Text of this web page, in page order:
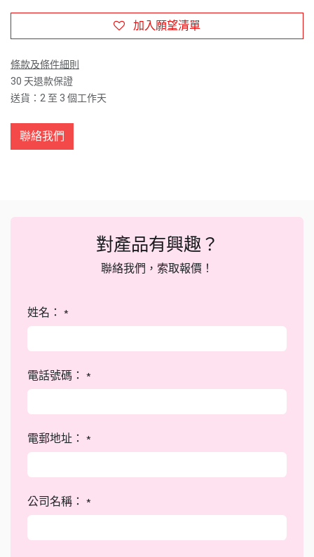
加入願望清單
條款及條件細則
30 天退款保證
送貨：2 至 3 個工作天
聯絡我們
對產品有興趣？
聯絡我們，索取報價！
姓名： *
電話號碼： *
電郵地址： *
公司名稱： *